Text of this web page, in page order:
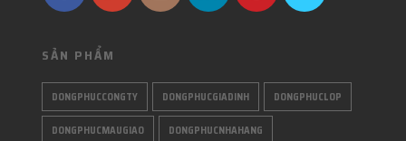
SẢN PHẨM
DONGPHUCCONGTY DONGPHUCGIADINH DONGPHUCLOP
DONGPHUCMAUGIAO DONGPHUCNHAHANG